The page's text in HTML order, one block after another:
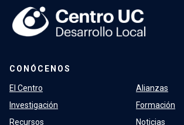
CONÓCENOS
El Centro
Investigación
Recursos
Alianzas
Formación
Noticias